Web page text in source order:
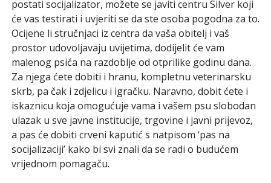
postati socijalizator, možete se javiti centru Silver koji
će vas testirati i uvjeriti se da ste osoba pogodna za to.
Ocijene li stručnjaci iz centra da vaša obitelj i vaš
prostor udovoljavaju uvijetima, dodijelit će vam
malenog psića na razdoblje od otprilike godinu dana.
Za njega ćete dobiti i hranu, kompletnu veterinarsku
skrb, pa čak i zdjelicu i igračku. Naravno, dobit ćete i
iskaznicu koja omogućuje vama i vašem psu slobodan
ulazak u sve javne institucije, trgovine i javni prijevoz,
a pas će dobiti crveni kaputić s natpisom ‘pas na
socijalizaciji’ kako bi svi znali da se radi o budućem
vrijednom pomagaču.